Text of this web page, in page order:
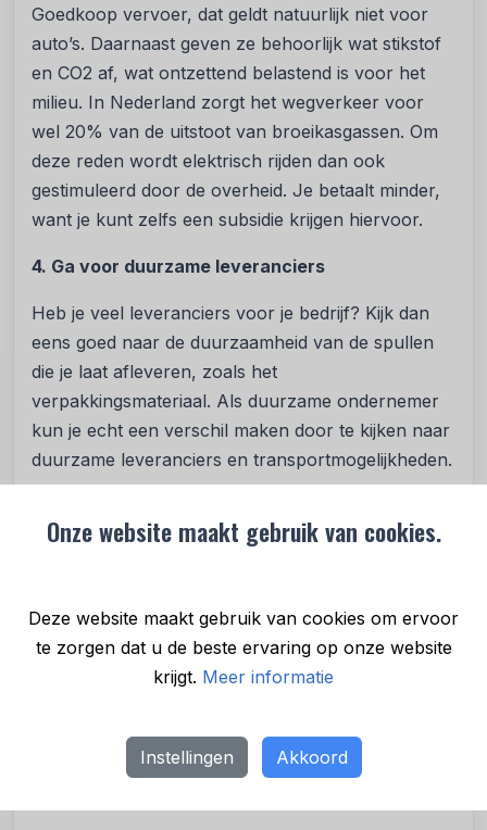
Onze website maakt gebruik van cookies.
Deze website maakt gebruik van cookies om ervoor
te zorgen dat u de beste ervaring op onze website
krijgt. Meer informatie
Instellingen Akkoord
Goedkoop vervoer, dat geldt natuurlijk niet voor
auto’s. Daarnaast geven ze behoorlijk wat stikstof
en CO2 af, wat ontzettend belastend is voor het
milieu. In Nederland zorgt het wegverkeer voor
wel 20% van de uitstoot van broeikasgassen. Om
deze reden wordt elektrisch rijden dan ook
gestimuleerd door de overheid. Je betaalt minder,
want je kunt zelfs een subsidie krijgen hiervoor.
4. Ga voor duurzame leveranciers
Heb je veel leveranciers voor je bedrijf? Kijk dan
eens goed naar de duurzaamheid van de spullen
die je laat afleveren, zoals het
verpakkingsmateriaal. Als duurzame ondernemer
kun je echt een verschil maken door te kijken naar
duurzame leveranciers en transportmogelijkheden.
Wil je dat een circulaire economie werkt, zal ook
economie moeten ontwerpen. Tegenwoordig zie je
het gelukkig steeds meer, maar bijvoorbeeld een
ontwerp dat eenvoudig in reparatie en goed
onderneming ook bijdragen hieraan door je spullen